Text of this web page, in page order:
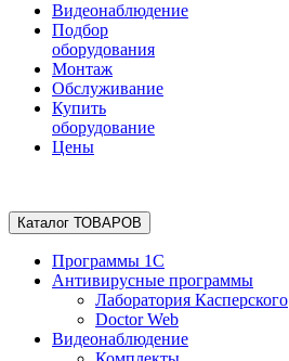
Видеонаблюдение
Подбор
оборудования
Монтаж
Обслуживание
Купить
оборудование
Цены
Каталог ТОВАРОВ
Программы 1С
Антивирусные программы
Лаборатория Касперского
Doctor Web
Видеонаблюдение